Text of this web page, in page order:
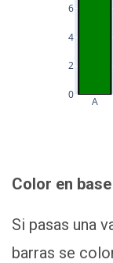
A
0
2
4
6
Color en
Si pasas una
barras se